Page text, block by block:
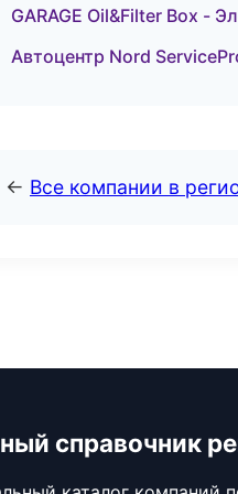
GARAGE Oil&Filter Box -
Автоцентр Nord
← Все компании в
справочник